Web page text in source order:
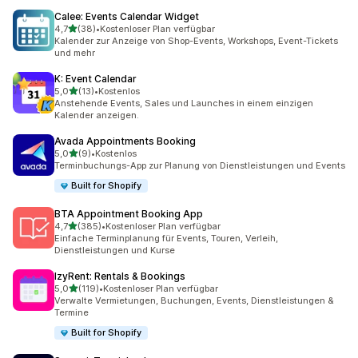
Calee: Events Calendar Widget
4,7von 5 Sternen
(38)
38 Rezensionen insgesamt
•Kostenloser Plan verfügbar
Kalender zur Anzeige von Shop-Events, Workshops, Event-Tickets
und mehr
K: Event Calendar
5,0von 5 Sternen
(13)
13 Rezensionen insgesamt
•Kostenlos
Anstehende Events, Sales und Launches in einem einzigen
Kalender anzeigen.
Avada Appointments Booking
5,0von 5 Sternen
(9)
9 Rezensionen insgesamt
•Kostenlos
Terminbuchungs-App zur Planung von Dienstleistungen und Events
Built for Shopify
BTA Appointment Booking App
4,7von 5 Sternen
(385)
385 Rezensionen insgesamt
•Kostenloser Plan verfügbar
Einfache Terminplanung für Events, Touren, Verleih,
Dienstleistungen und Kurse
IzyRent: Rentals & Bookings
5,0von 5 Sternen
(119)
119 Rezensionen insgesamt
•Kostenloser Plan verfügbar
Verwalte Vermietungen, Buchungen, Events, Dienstleistungen &
Termine
Built for Shopify